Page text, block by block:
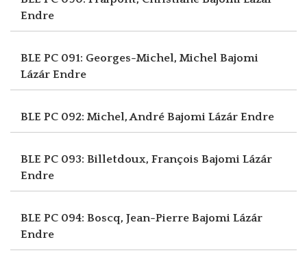
Endre
BLE PC 091: Georges-Michel, Michel Bajomi
Lázár Endre
BLE PC 092: Michel, André Bajomi Lázár Endre
BLE PC 093: Billetdoux, François Bajomi Lázár
Endre
BLE PC 094: Boscq, Jean-Pierre Bajomi Lázár
Endre